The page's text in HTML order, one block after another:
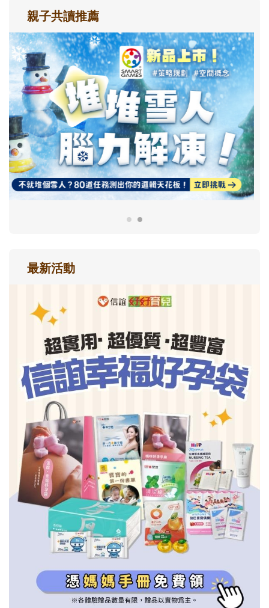
親子共讀推薦
最新活動
信誼基金會
2022信誼年度報告
2023信誼年度報告
附設幼兒園
小袋鼠幼師網